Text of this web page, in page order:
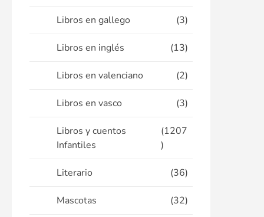
Libros en gallego (3)
Libros en inglés (13)
Libros en valenciano (2)
Libros en vasco (3)
Libros y cuentos
Infantiles
(1207
)
Literario (36)
Mascotas (32)